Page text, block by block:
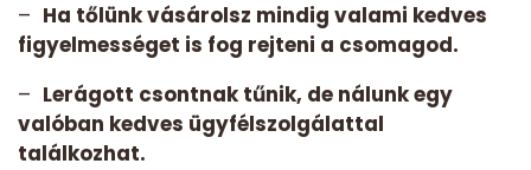
– Ha tőlünk vásárolsz mindig valami kedves
figyelmességet is fog rejteni a csomagod.
– Lerágott csontnak tűnik, de nálunk egy
valóban kedves ügyfélszolgálattal
találkozhat.